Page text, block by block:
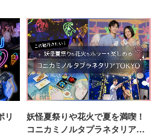
リ
妖怪夏祭りや花火で夏を満喫！
コニカミノルタプラネタリア